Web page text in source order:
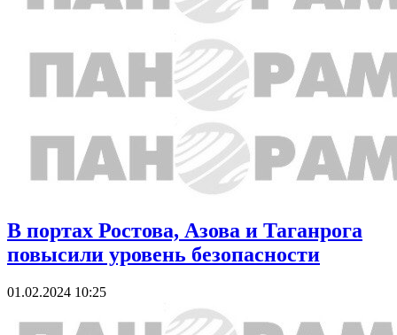
В портах Ростова, Азова и Таганрога
повысили уровень безопасности
01.02.2024 10:25